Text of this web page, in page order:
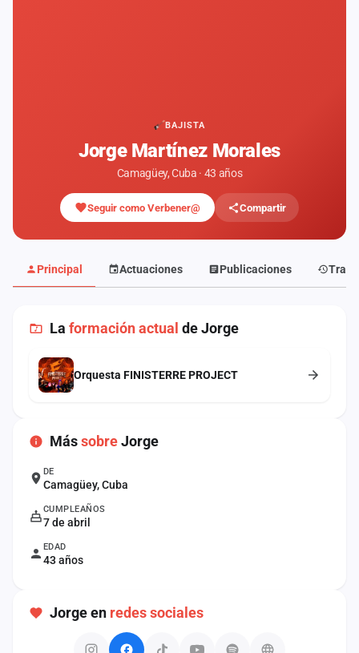
BAJISTA
Jorge Martínez Morales
Camagüey, Cuba · 43 años
Seguir como Verbener@ Compartir
Principal Actuaciones Publicaciones
La formación actual de Jorge
Orquesta FINISTERRE PROJECT
MássobreJorge
DE
Camagüey, Cuba
CUMPLEAÑOS
7 de abril
EDAD
43 años
Jorge en redes sociales
Rankings
Anuncios
sesión
Crear
cuenta
Contacto